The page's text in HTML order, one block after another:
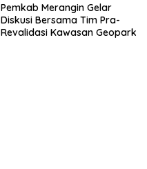
Pemkab Merangin Gelar
Diskusi Bersama Tim Pra-
Revalidasi Kawasan Geopark